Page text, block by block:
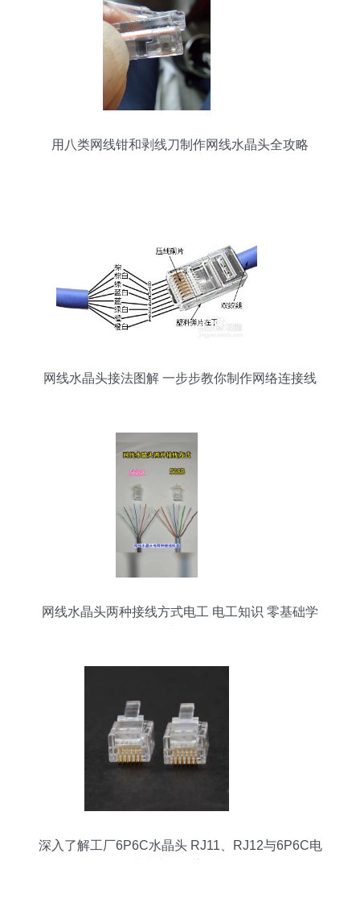
用八类网线钳和剥线刀制作网线水晶头全攻略
网线水晶头接法图解 一步步教你制作网络连接线
网线水晶头两种接线方式电工 电工知识 零基础学
深入了解工厂6P6C水晶头 RJ11、RJ12与6P6C电